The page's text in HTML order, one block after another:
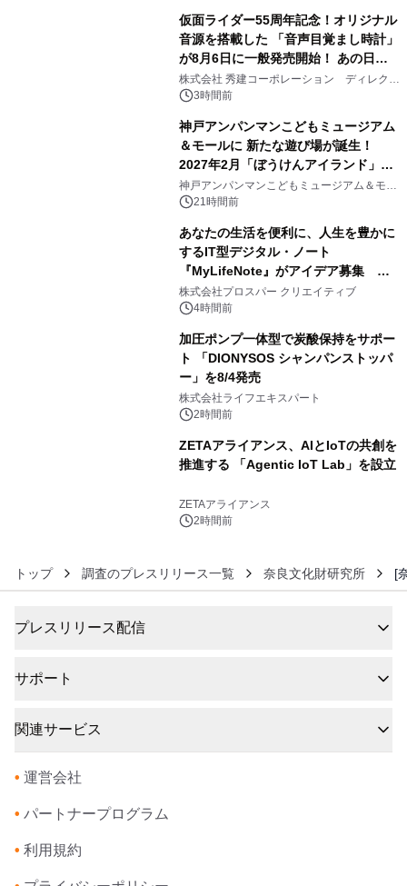
仮面ライダー55周年記念！オリジナル
音源を搭載した 「音声目覚まし時計」
が8月6日に一般発売開始！ あの日の
大興奮が今甦る
株式会社 秀建コーポレーション ディレクト
アートギャラリー
3時間前
神戸アンパンマンこどもミュージアム
＆モールに 新たな遊び場が誕生！
2027年2月「ぼうけんアイランド」が
オープン
神戸アンパンマンこどもミュージアム＆モー
ル 21時間前
あなたの生活を便利に、人生を豊かに
するIT型デジタル・ノート
『MyLifeNote』がアイデア募集 優
秀賞100名に1年間無償試用
株式会社プロスパー クリエイティブ
4時間前
加圧ポンプ一体型で炭酸保持をサポー
ト 「DIONYSOS シャンパンストッパ
ー」を8/4発売
株式会社ライフエキスパート
2時間前
ZETAアライアンス、AIとIoTの共創を
推進する 「Agentic IoT Lab」を設立
ZETAアライアンス
2時間前
トップ 調査のプレスリリース一覧 奈良文化財研究所 [
プレスリリース配信
サポート
関連サービス
• 運営会社
• パートナープログラム
• 利用規約